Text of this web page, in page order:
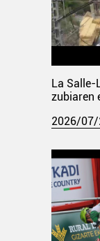
La Salle-
zubiaren
2026/07/